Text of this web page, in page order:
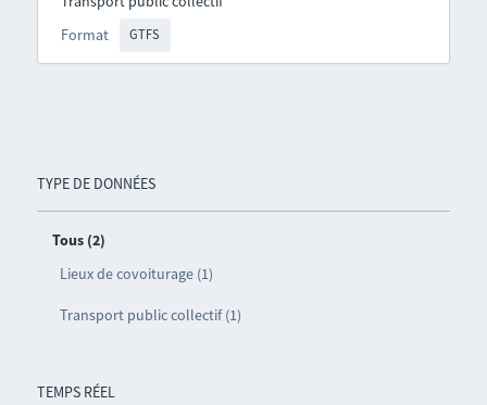
TYPE DE DONNÉES
Tous (2)
Lieux de covoiturage (1)
Transport public collectif (1)
TEMPS RÉEL
Format GTFS